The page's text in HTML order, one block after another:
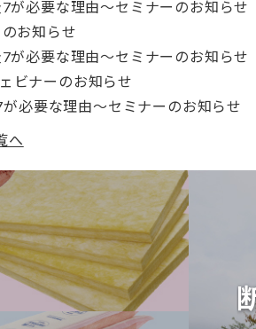
が必要な理由～セミナーのお知らせ
お知らせ
が必要な理由～セミナーのお知らせ
ビナーのお知らせ
必要な理由～セミナーのお知らせ
へ